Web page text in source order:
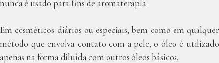
nunca é usado para fins de aromaterapia.
Em cosméticos diários ou especiais, bem como em qualquer
método que envolva contato com a pele, o óleo é utilizado
apenas na forma diluída com outros óleos básicos.